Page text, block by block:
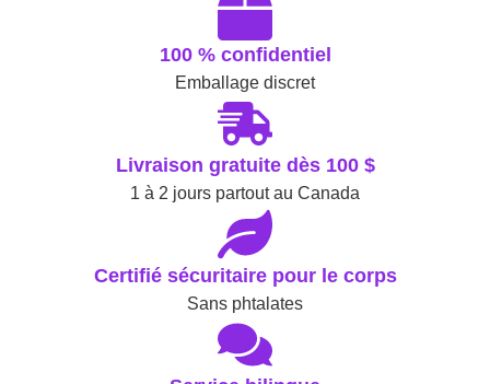
100 % confidentiel
Emballage discret
Livraison gratuite dès 100 $
1 à 2 jours partout au Canada
Certifié sécuritaire pour le corps
Sans phtalates